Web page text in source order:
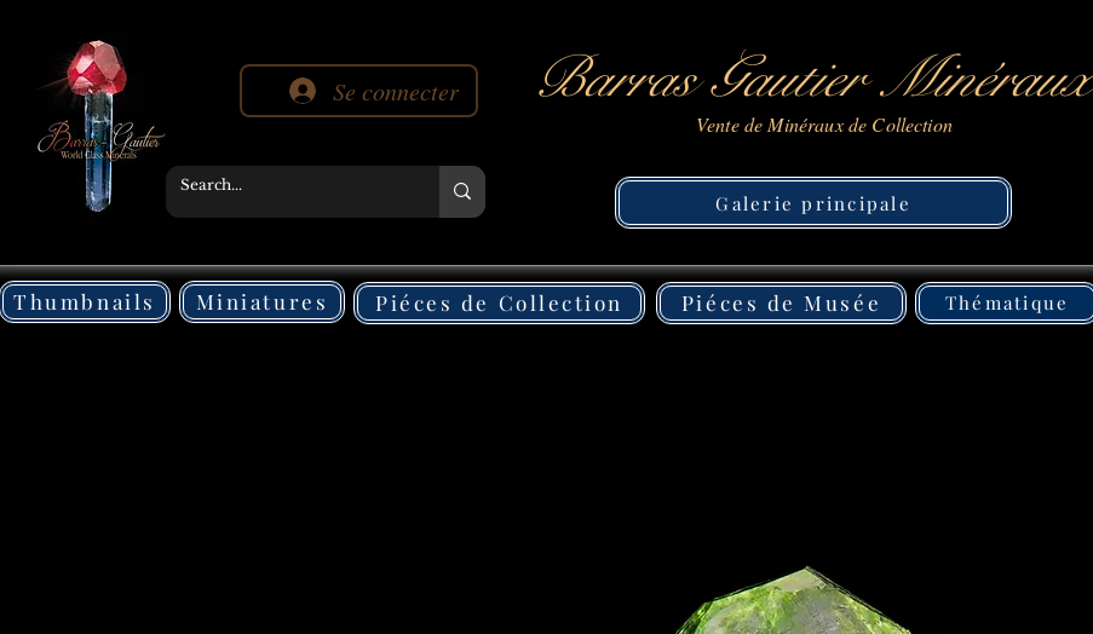
Barras Gautier Minéraux
Vente de Minéraux de Collection
Galerie principale
Se connecter
Thumbnails Miniatures Piéces de Collection Piéces de Musée Thématique